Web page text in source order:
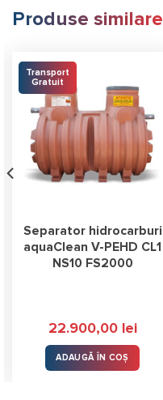
Produse similare
Transport
Gratuit
Separator hidrocarburi
aquaClean V-PEHD CL1
NS10 FS2000
22.900,00 lei
ADAUGĂ ÎN COȘ